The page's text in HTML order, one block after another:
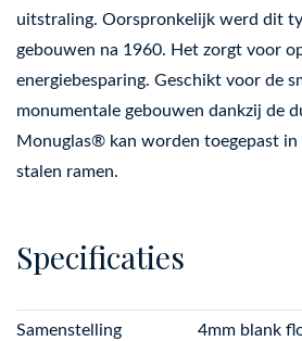
uitstraling. Oorspronkelijk werd dit
gebouwen na 1960. Het zorgt voor
energiebesparing. Geschikt voor de
monumentale gebouwen dankzij de
Monuglas® kan worden toegepast
stalen ramen.
Specificaties
Samenstelling
4mm blank